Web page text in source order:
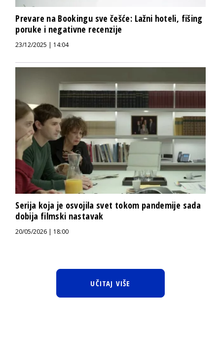
Prevare na Bookingu sve češće: Lažni hoteli, fišing
poruke i negativne recenzije
23/12/2025 | 14:04
Serija koja je osvojila svet tokom pandemije sada
dobija filmski nastavak
20/05/2026 | 18:00
UČITAJ VIŠE